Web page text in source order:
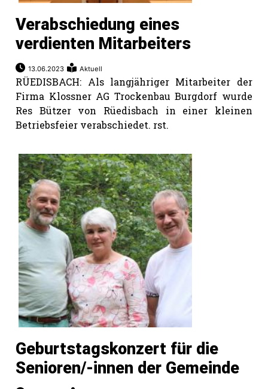
Verabschiedung eines
verdienten Mitarbeiters
13.06.2023 Aktuell
RÜEDISBACH: Als langjähriger Mitarbeiter der
Firma Klossner AG Trockenbau Burgdorf wurde
Res Bützer von Rüedisbach in einer kleinen
Betriebsfeier verabschiedet. rst.
Geburtstagskonzert für die
Senioren/-innen der Gemeinde